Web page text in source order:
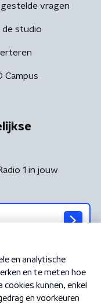
vragen
de studio
Campus
1 in jouw